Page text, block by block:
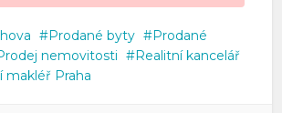
Prodané byty
Prodané
nemovitosti
Realitní kancelář
makléř Praha